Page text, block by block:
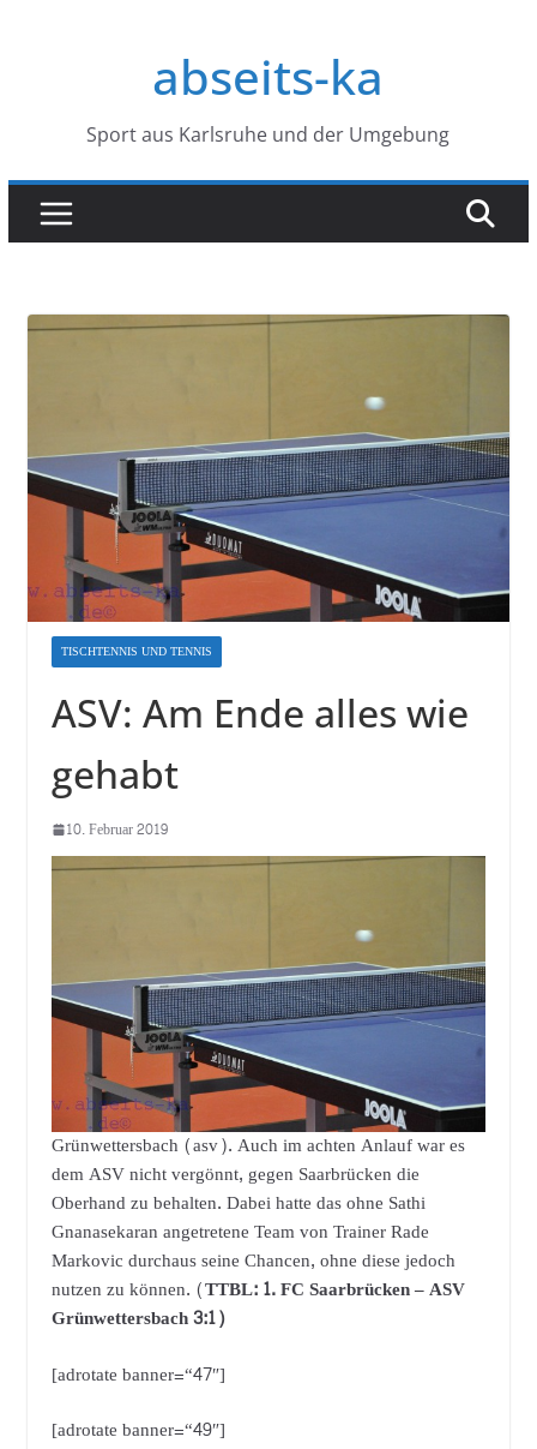
abseits-ka
Sport aus Karlsruhe und der Umgebung
TISCHTENNIS UND TENNIS
ASV: Am Ende alles wie
gehabt
10. Februar 2019
Grünwettersbach (asv). Auch im achten Anlauf war es
dem ASV nicht vergönnt, gegen Saarbrücken die
Oberhand zu behalten. Dabei hatte das ohne Sathi
Gnanasekaran angetretene Team von Trainer Rade
Markovic durchaus seine Chancen, ohne diese jedoch
nutzen zu können. (TTBL: 1. FC Saarbrücken – ASV
Grünwettersbach 3:1)
[adrotate banner=“47″]
[adrotate banner=“49″]